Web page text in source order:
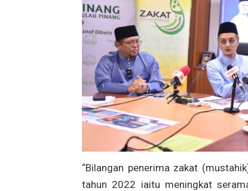
“Bilangan penerima zakat
tahun 2022 iaitu meningkat